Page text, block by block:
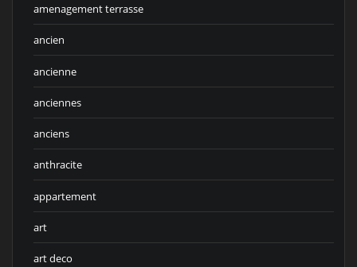
amenagement terrasse
ancien
ancienne
anciennes
anciens
anthracite
appartement
art
art deco